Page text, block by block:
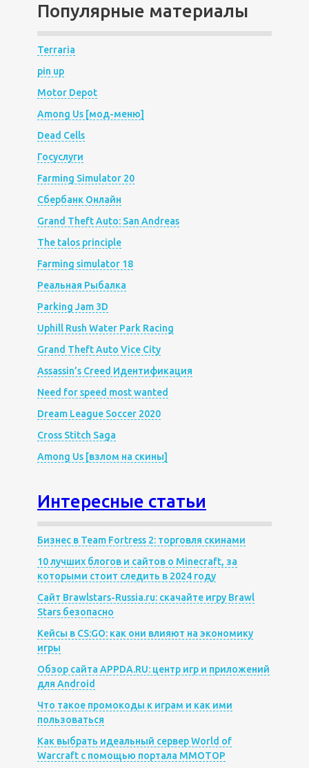
Популярные материалы
Terraria
pin up
Motor Depot
Among Us [мод-меню]
Dead Cells
Госуслуги
Farming Simulator 20
Сбербанк Онлайн
Grand Theft Auto: San Andreas
The talos principle
Farming simulator 18
Реальная Рыбалка
Parking Jam 3D
Uphill Rush Water Park Racing
Grand Theft Auto Vice City
Assassin’s Creed Идентификация
Need for speed most wanted
Dream League Soccer 2020
Cross Stitch Saga
Among Us [взлом на скины]
Интересные статьи
Бизнес в Team Fortress 2: торговля скинами
10 лучших блогов и сайтов о Minecraft, за
которыми стоит следить в 2024 году
Сайт Brawlstars-Russia.ru: скачайте игру Brawl
Stars безопасно
Кейсы в CS:GO: как они влияют на экономику
игры
Обзор сайта APPDA.RU: центр игр и приложений
для Android
Что такое промокоды к играм и как ими
пользоваться
Как выбрать идеальный сервер World of
Warcraft с помощью портала MMOTOP